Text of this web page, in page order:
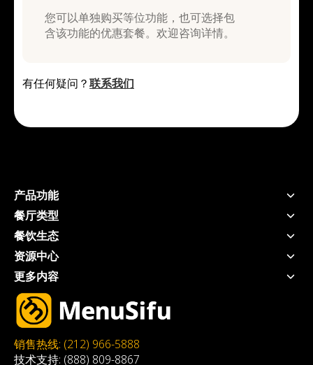
您可以单独购买等位功能，也可选择包
含该功能的优惠套餐。欢迎咨询详情。
有任何疑问？联系我们
销售热线: (212) 966-5888
技术支持: (888) 809-8867
产品功能
POS系统
手持POS
厨房显示系统
自助点餐机
扫码点餐
三方外卖整合
会员系统
餐厅类型
快捷服务餐厅
全服务餐厅
奶茶店
快餐店
咖啡店
自助餐厅
火锅店
烤肉店
餐饮生态
支付 - USEZPAY
信贷 - EZ Capital
营销 - MEALKEYWAY
咨询 - WEFOOD
厨房自动化
店内动态宣传 - 数拓
自动奶茶机 - Oloso
资源中心
价格方案
博客
工具&白皮书
客户案例
关于我们
更多内容
推荐餐厅
加入我们
MSA
Privacy Policy
Affiliate-agreement